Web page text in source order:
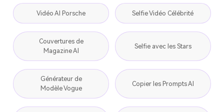
Vidéo AI Porsche Selfie Vidéo Célébrité
Couvertures de
Magazine AI
Selfie avec les Stars
Générateur de
Modèle Vogue
Copier les Prompts AI